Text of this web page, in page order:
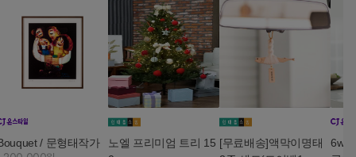
/ 문형태작가
노엘 프리미엄 트리 15 [무료배송]액막이명태